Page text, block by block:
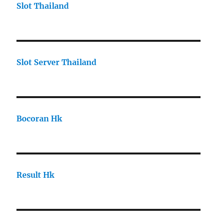
Slot Thailand
Slot Server Thailand
Bocoran Hk
Result Hk